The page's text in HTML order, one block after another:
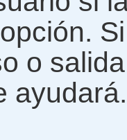
o
ayudará.